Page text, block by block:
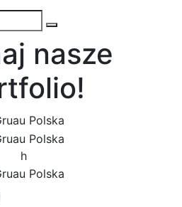
nasze
h